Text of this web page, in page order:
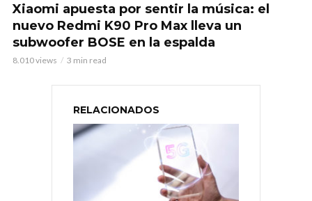
Xiaomi apuesta por sentir la música: el
nuevo Redmi K90 Pro Max lleva un
subwoofer BOSE en la espalda
8.010 views 3 min read
RELACIONADOS